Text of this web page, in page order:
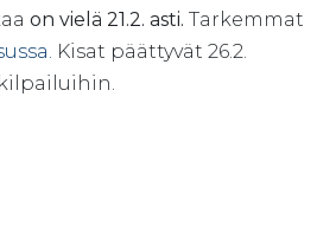
on vielä 21.2. asti. Tarkemmat
Kisat päättyvät 26.2.